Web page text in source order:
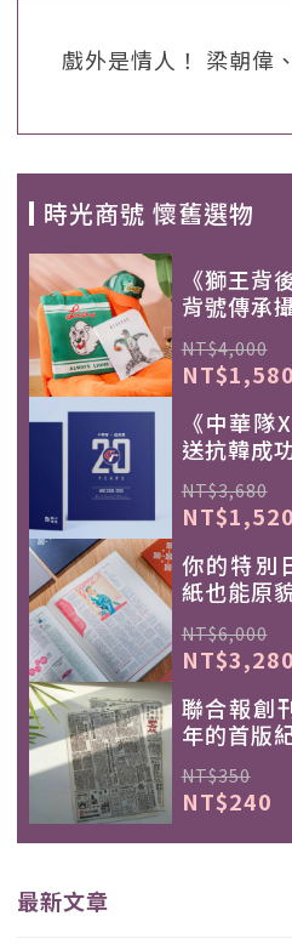
戲外是情人！ 梁朝偉
時光商號 懷舊選物
《獅王背
背號傳承
NT$4,000
NT$1,580
《中華
送抗韓成
NT$3,680
NT$1,520
你的特別
紙也能原
NT$6,000
NT$3,280
聯合報創
年的首版
NT$350
NT$240
最新文章